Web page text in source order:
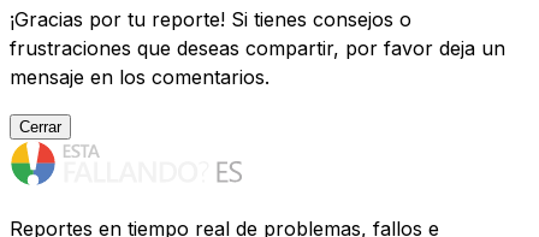
¡Gracias por tu reporte! Si tienes consejos o
frustraciones que deseas compartir, por favor deja un
mensaje en los comentarios.
Cerrar
Reportes en tiempo real de problemas, fallos e